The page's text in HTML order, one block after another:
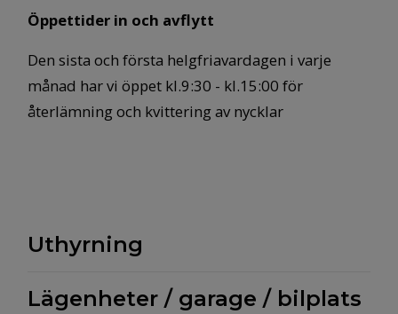
Öppettider in och avflytt
Den sista och första helgfriavardagen i varje
månad har vi öppet kl.9:30 - kl.15:00 för
återlämning och kvittering av nycklar
Uthyrning
Lägenheter / garage / bilplats